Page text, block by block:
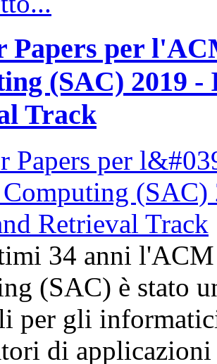
Papers per
(SAC) 2019
Track
34 anni
(SAC) è stato
per gli
di applicazioni